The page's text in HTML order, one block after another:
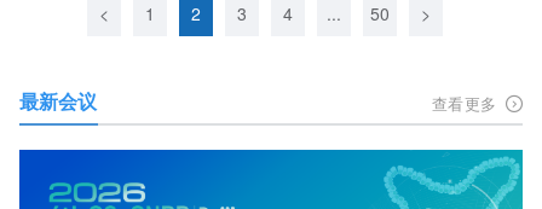
< 1 2 3 4 ... 50 >
最新会议 查看更多